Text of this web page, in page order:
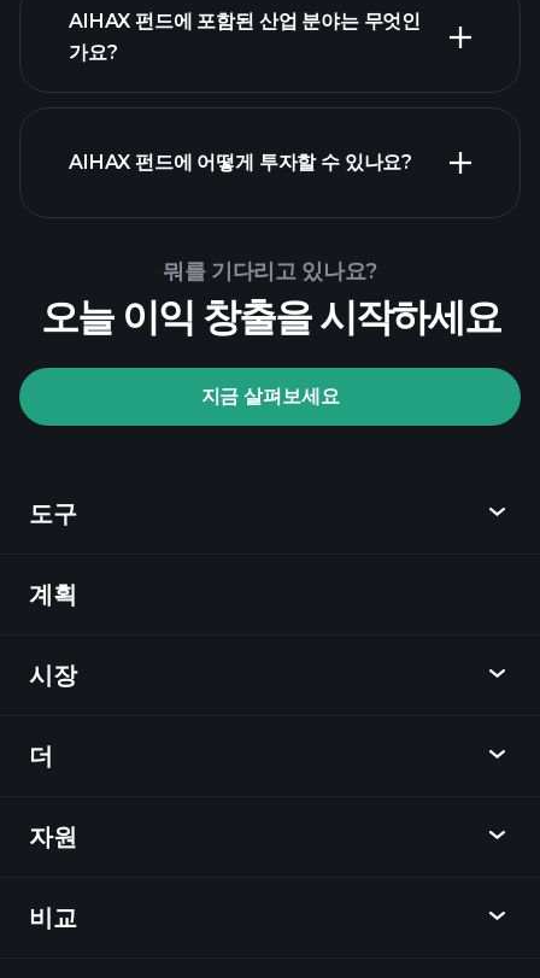
보유 자산
보유 자산
AIHAX 펀드 보
유 종목
AIHAX 펀드에 포함된 산업 분야는 무엇인
가요?
AIHAX 펀드에 어떻게 투자할 수 있나요?
추천 브로커
뭐를 기다리고 있나요?
오늘 이익 창출을 시작하세요
지금 살펴보세요
도구
발견
차트
뉴스
학습 허브
메신저
계획
시장
개요
외환
지수
더
제휴사가 되다
회사
자원
도움말 센터
비교